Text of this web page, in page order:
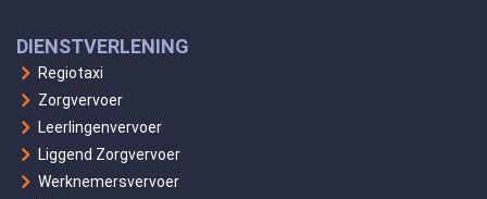
DIENSTVERLENING
Regiotaxi
Zorgvervoer
Leerlingenvervoer
Liggend Zorgvervoer
Werknemersvervoer